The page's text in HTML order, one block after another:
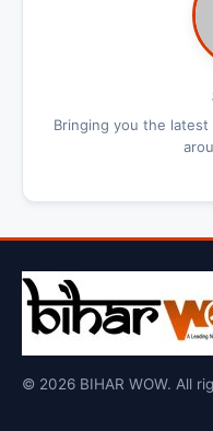
Bringing you the
© 2026 BIHAR WOW. All